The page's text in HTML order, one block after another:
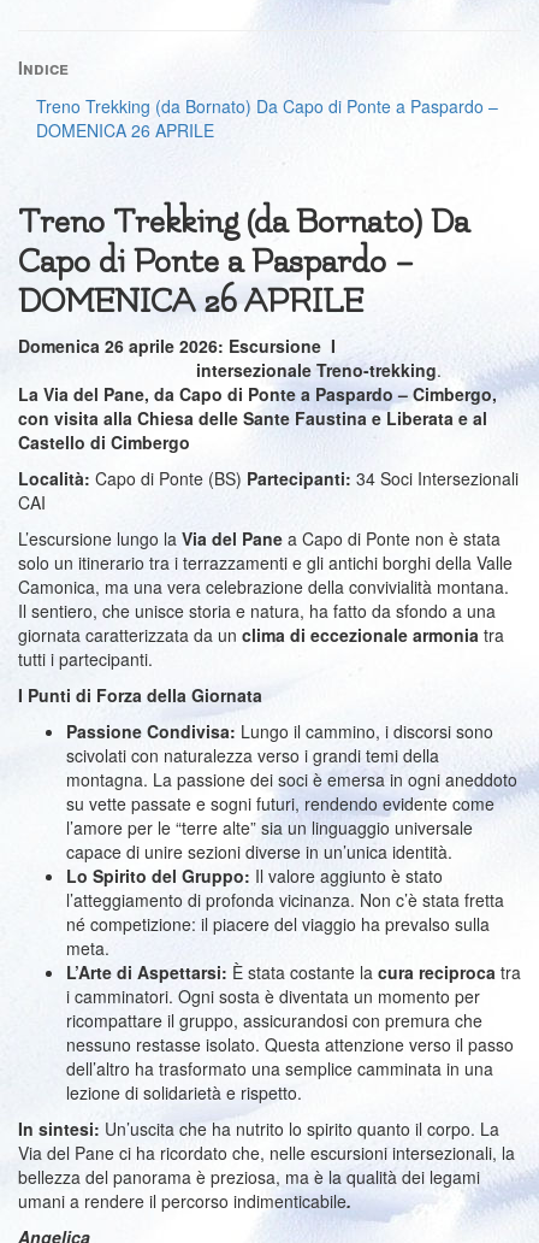
Indice
Treno Trekking (da Bornato) Da Capo di Ponte a Paspardo –
DOMENICA 26 APRILE
Treno Trekking (da Bornato) Da
Capo di Ponte a Paspardo –
DOMENICA 26 APRILE
Domenica 26 aprile 2026: Escursione I
intersezionale Treno-trekking.
La Via del Pane, da Capo di Ponte a Paspardo – Cimbergo,
con visita alla Chiesa delle Sante Faustina e Liberata e al
Castello di Cimbergo
Località: Capo di Ponte (BS) Partecipanti: 34 Soci Intersezionali
CAI
L’escursione lungo la Via del Pane a Capo di Ponte non è stata
solo un itinerario tra i terrazzamenti e gli antichi borghi della Valle
Camonica, ma una vera celebrazione della convivialità montana.
Il sentiero, che unisce storia e natura, ha fatto da sfondo a una
giornata caratterizzata da un clima di eccezionale armonia tra
tutti i partecipanti.
I Punti di Forza della Giornata
Passione Condivisa: Lungo il cammino, i discorsi sono
scivolati con naturalezza verso i grandi temi della
montagna. La passione dei soci è emersa in ogni aneddoto
su vette passate e sogni futuri, rendendo evidente come
l’amore per le “terre alte” sia un linguaggio universale
capace di unire sezioni diverse in un’unica identità.
Lo Spirito del Gruppo: Il valore aggiunto è stato
l’atteggiamento di profonda vicinanza. Non c’è stata fretta
né competizione: il piacere del viaggio ha prevalso sulla
meta.
L’Arte di Aspettarsi: È stata costante la cura reciproca tra
i camminatori. Ogni sosta è diventata un momento per
ricompattare il gruppo, assicurandosi con premura che
nessuno restasse isolato. Questa attenzione verso il passo
dell’altro ha trasformato una semplice camminata in una
lezione di solidarietà e rispetto.
In sintesi: Un’uscita che ha nutrito lo spirito quanto il corpo. La
Via del Pane ci ha ricordato che, nelle escursioni intersezionali, la
bellezza del panorama è preziosa, ma è la qualità dei legami
umani a rendere il percorso indimenticabile.
Angelica